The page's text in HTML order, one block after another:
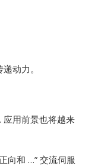
动力。
用前景也将越来
向和 …” 交流伺服